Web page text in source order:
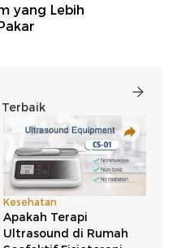
yang Lebih